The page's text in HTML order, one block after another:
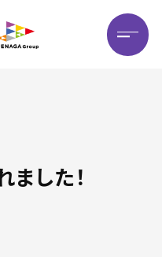
した！